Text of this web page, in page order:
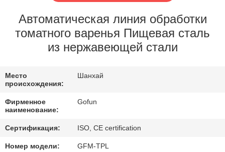
ПУТЕШЕСТВИЕ
ФАБРИКИ
ПРОВЕРКА
КАЧЕСТВА
Автоматическая линия обработки
томатного варенья Пищевая сталь
из нержавеющей стали
Место
происхождения:
Шанхай
Фирменное
наименование:
Gofun
Сертификация: ISO, CE certification
Номер модели: GFM-TPL